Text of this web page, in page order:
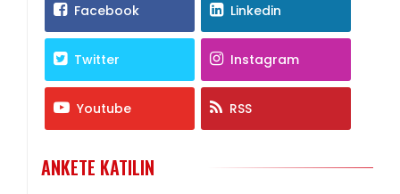
Facebook Linkedin
Twitter Instagram
Youtube RSS
ANKETE KATILIN